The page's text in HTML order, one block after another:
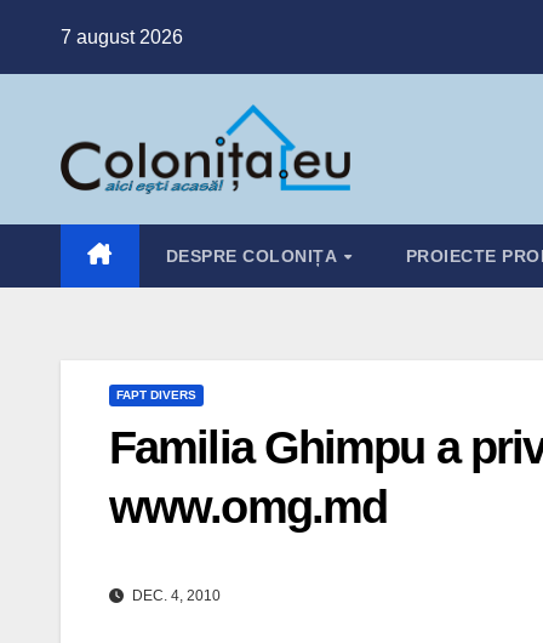
7 august 2026
DESPRE COLONIȚA PROIECTE
FAPT DIVERS
Familia Ghimpu a
www.omg.md
DEC. 4, 2010